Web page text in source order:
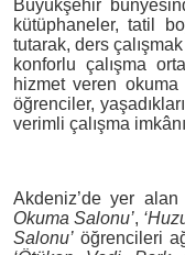
Büyükşehir
kütüphaneler, tatil
tutarak, ders
konforlu çalışma
hizmet veren
öğrenciler,
verimli çalışma
Akdeniz’de yer alan
Okuma Salonu’,
Salonu’öğrencileri